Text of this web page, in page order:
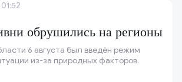
обрушились на регионы
6 августа был введён режим
из-за природных факторов.